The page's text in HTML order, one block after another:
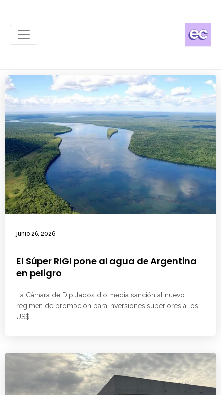
junio 26, 2026
El Súper RIGI pone al agua de Argentina
en peligro
La Cámara de Diputados dio media sanción al nuevo
régimen de promoción para inversiones superiores a los
US$